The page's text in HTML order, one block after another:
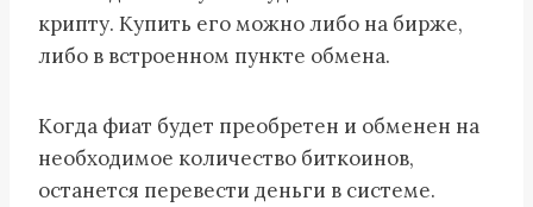
крипту. Купить его можно либо на бирже,
либо в встроенном пункте обмена.
Когда фиат будет преобретен и обменен на
необходимое количество биткоинов,
останется перевести деньги в системе.